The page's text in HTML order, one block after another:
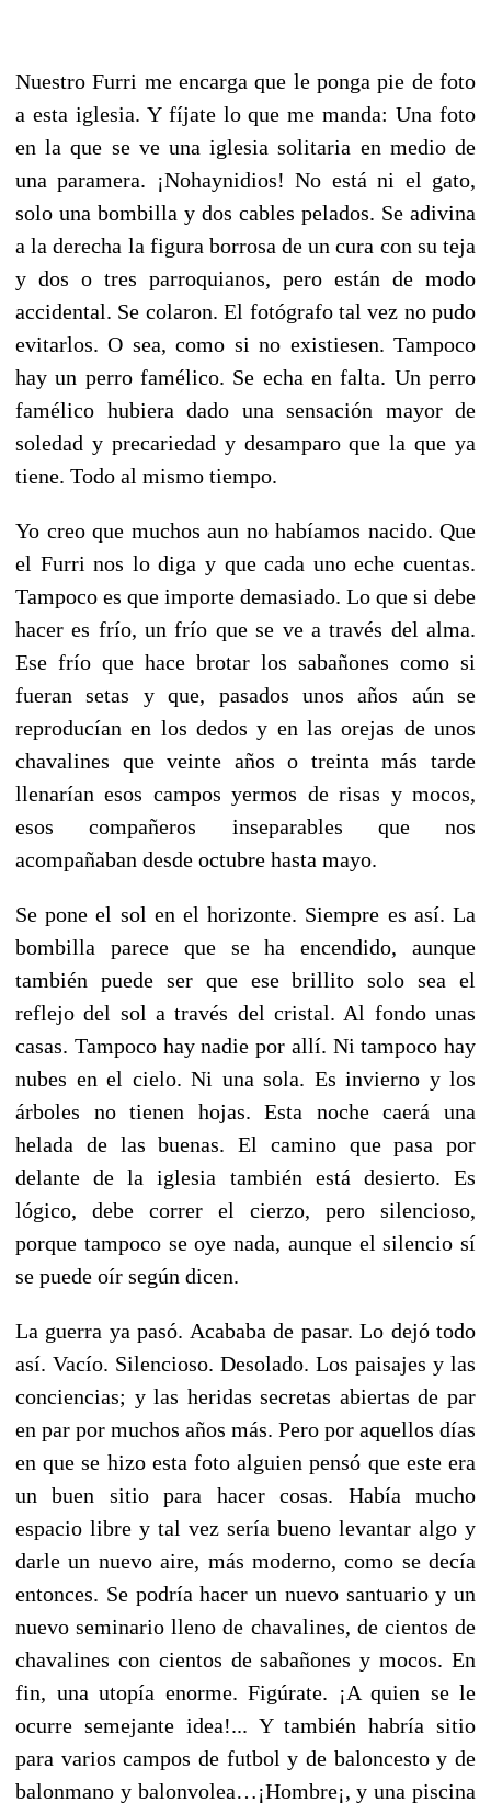
Nuestro Furri me encarga que le ponga pie de foto
a esta iglesia. Y fíjate lo que me manda: Una foto
en la que se ve una iglesia solitaria en medio de
una paramera. ¡Nohaynidios! No está ni el gato,
solo una bombilla y dos cables pelados. Se adivina
a la derecha la figura borrosa de un cura con su teja
y dos o tres parroquianos, pero están de modo
accidental. Se colaron. El fotógrafo tal vez no pudo
evitarlos. O sea, como si no existiesen. Tampoco
hay un perro famélico. Se echa en falta. Un perro
famélico hubiera dado una sensación mayor de
soledad y precariedad y desamparo que la que ya
tiene. Todo al mismo tiempo.
Yo creo que muchos aun no habíamos nacido. Que
el Furri nos lo diga y que cada uno eche cuentas.
Tampoco es que importe demasiado. Lo que si debe
hacer es frío, un frío que se ve a través del alma.
Ese frío que hace brotar los sabañones como si
fueran setas y que, pasados unos años aún se
reproducían en los dedos y en las orejas de unos
chavalines que veinte años o treinta más tarde
llenarían esos campos yermos de risas y mocos,
esos compañeros inseparables que nos
acompañaban desde octubre hasta mayo.
Se pone el sol en el horizonte. Siempre es así. La
bombilla parece que se ha encendido, aunque
también puede ser que ese brillito solo sea el
reflejo del sol a través del cristal. Al fondo unas
casas. Tampoco hay nadie por allí. Ni tampoco hay
nubes en el cielo. Ni una sola. Es invierno y los
árboles no tienen hojas. Esta noche caerá una
helada de las buenas. El camino que pasa por
delante de la iglesia también está desierto. Es
lógico, debe correr el cierzo, pero silencioso,
porque tampoco se oye nada, aunque el silencio sí
se puede oír según dicen.
La guerra ya pasó. Acababa de pasar. Lo dejó todo
así. Vacío. Silencioso. Desolado. Los paisajes y las
conciencias; y las heridas secretas abiertas de par
en par por muchos años más. Pero por aquellos días
en que se hizo esta foto alguien pensó que este era
un buen sitio para hacer cosas. Había mucho
espacio libre y tal vez sería bueno levantar algo y
darle un nuevo aire, más moderno, como se decía
entonces. Se podría hacer un nuevo santuario y un
nuevo seminario lleno de chavalines, de cientos de
chavalines con cientos de sabañones y mocos. En
fin, una utopía enorme. Figúrate. ¡A quien se le
ocurre semejante idea!... Y también habría sitio
para varios campos de futbol y de baloncesto y de
balonmano y balonvolea…¡Hombre¡, y una piscina